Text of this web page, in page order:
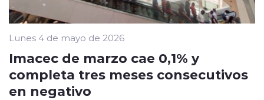
Lunes 4 de mayo de 2026
Imacec de marzo cae 0,1% y
completa tres meses consecutivos
en negativo